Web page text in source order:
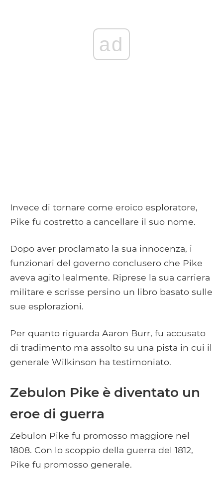
ad
Invece di tornare come eroico esploratore,
Pike fu costretto a cancellare il suo nome.
Dopo aver proclamato la sua innocenza, i
funzionari del governo conclusero che Pike
aveva agito lealmente. Riprese la sua carriera
militare e scrisse persino un libro basato sulle
sue esplorazioni.
Per quanto riguarda Aaron Burr, fu accusato
di tradimento ma assolto su una pista in cui il
generale Wilkinson ha testimoniato.
Zebulon Pike è diventato un
eroe di guerra
Zebulon Pike fu promosso maggiore nel
1808. Con lo scoppio della guerra del 1812,
Pike fu promosso generale.